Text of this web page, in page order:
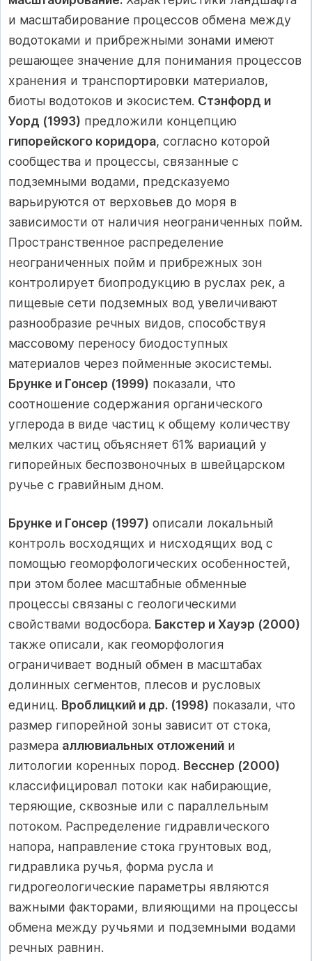
и масштабирование процессов обмена между
водотоками и прибрежными зонами имеют
решающее значение для понимания процессов
хранения и транспортировки материалов,
биоты водотоков и экосистем. Стэнфорд и
Уорд (1993) предложили концепцию
гипорейского коридора, согласно которой
сообщества и процессы, связанные с
подземными водами, предсказуемо
варьируются от верховьев до моря в
зависимости от наличия неограниченных пойм.
Пространственное распределение
неограниченных пойм и прибрежных зон
контролирует биопродукцию в руслах рек, а
пищевые сети подземных вод увеличивают
разнообразие речных видов, способствуя
массовому переносу биодоступных
материалов через пойменные экосистемы.
Брунке и Гонсер (1999) показали, что
соотношение содержания органического
углерода в виде частиц к общему количеству
мелких частиц объясняет 61% вариаций у
гипорейных беспозвоночных в швейцарском
ручье с гравийным дном.
Брунке и Гонсер (1997) описали локальный
контроль восходящих и нисходящих вод с
помощью геоморфологических особенностей,
при этом более масштабные обменные
процессы связаны с геологическими
свойствами водосбора. Бакстер и Хауэр (2000)
также описали, как геоморфология
ограничивает водный обмен в масштабах
долинных сегментов, плесов и русловых
единиц. Вроблицкий и др. (1998) показали, что
размер гипорейной зоны зависит от стока,
размера аллювиальных отложений и
литологии коренных пород. Весснер (2000)
классифицировал потоки как набирающие,
теряющие, сквозные или с параллельным
потоком. Распределение гидравлического
напора, направление стока грунтовых вод,
гидравлика ручья, форма русла и
гидрогеологические параметры являются
важными факторами, влияющими на процессы
обмена между ручьями и подземными водами
речных равнин.